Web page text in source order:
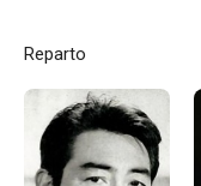
Reparto